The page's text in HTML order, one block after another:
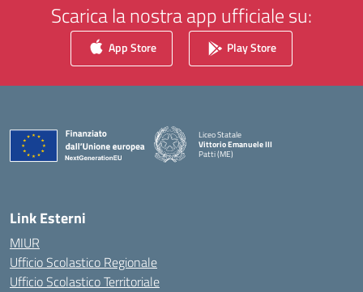
Scarica la nostra app ufficiale su:
App Store Play Store
Liceo Statale
Vittorio Emanuele III
Patti (ME)
Link Esterni
MIUR
Ufficio Scolastico Regionale
Ufficio Scolastico Territoriale